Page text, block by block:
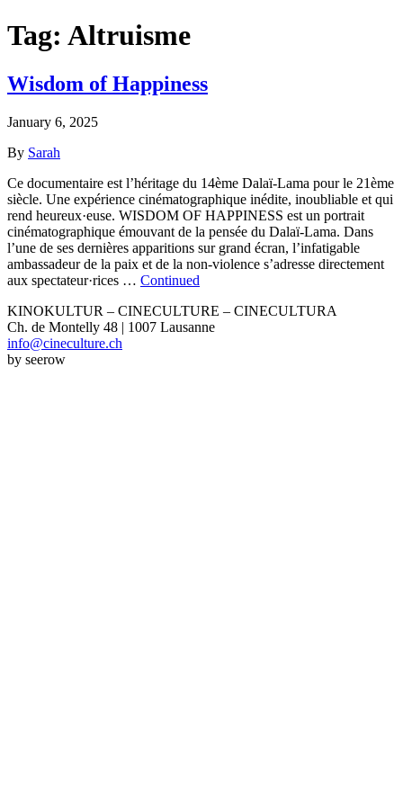
Tag: Altruisme
Wisdom of Happiness
January 6, 2025
By Sarah
Ce documentaire est l’héritage du 14ème Dalaï-Lama pour le 21ème
siècle. Une expérience cinématographique inédite, inoubliable et qui
rend heureux·euse. WISDOM OF HAPPINESS est un portrait
cinématographique émouvant de la pensée du Dalaï-Lama. Dans
l’une de ses dernières apparitions sur grand écran, l’infatigable
ambassadeur de la paix et de la non-violence s’adresse directement
aux spectateur·rices … Continued
KINOKULTUR – CINECULTURE – CINECULTURA
Ch. de Montelly 48 | 1007 Lausanne
info@cineculture.ch
by seerow